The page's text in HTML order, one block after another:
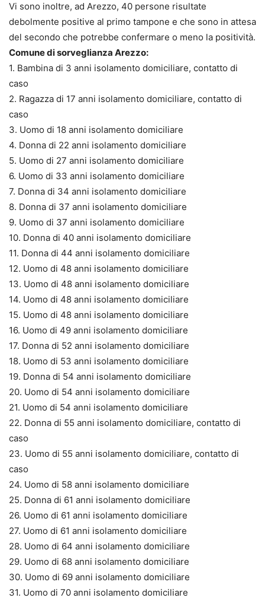
Vi sono inoltre, ad Arezzo, 40 persone risultate
debolmente positive al primo tampone e che sono in attesa
del secondo che potrebbe confermare o meno la positività.
Comune di sorveglianza Arezzo:
1. Bambina di 3 anni isolamento domiciliare, contatto di
caso
2. Ragazza di 17 anni isolamento domiciliare, contatto di
caso
3. Uomo di 18 anni isolamento domiciliare
4. Donna di 22 anni isolamento domiciliare
5. Uomo di 27 anni isolamento domiciliare
6. Uomo di 33 anni isolamento domiciliare
7. Donna di 34 anni isolamento domiciliare
8. Donna di 37 anni isolamento domiciliare
9. Uomo di 37 anni isolamento domiciliare
10. Donna di 40 anni isolamento domiciliare
11. Donna di 44 anni isolamento domiciliare
12. Uomo di 48 anni isolamento domiciliare
13. Uomo di 48 anni isolamento domiciliare
14. Uomo di 48 anni isolamento domiciliare
15. Uomo di 48 anni isolamento domiciliare
16. Uomo di 49 anni isolamento domiciliare
17. Donna di 52 anni isolamento domiciliare
18. Uomo di 53 anni isolamento domiciliare
19. Donna di 54 anni isolamento domiciliare
20. Uomo di 54 anni isolamento domiciliare
21. Uomo di 54 anni isolamento domiciliare
22. Donna di 55 anni isolamento domiciliare, contatto di
caso
23. Uomo di 55 anni isolamento domiciliare, contatto di
caso
24. Uomo di 58 anni isolamento domiciliare
25. Donna di 61 anni isolamento domiciliare
26. Uomo di 61 anni isolamento domiciliare
27. Uomo di 61 anni isolamento domiciliare
28. Uomo di 64 anni isolamento domiciliare
29. Uomo di 68 anni isolamento domiciliare
30. Uomo di 69 anni isolamento domiciliare
31. Uomo di 70 anni isolamento domiciliare